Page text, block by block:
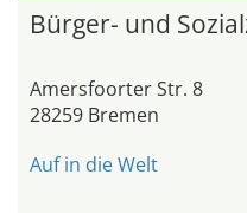
Bürger- und
Amersfoorter Str. 8
28259 Bremen
Auf in die Welt